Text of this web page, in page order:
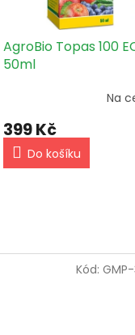
AgroBio Topas 100
50ml
Na
399 Kč
Do košíku
Kód: